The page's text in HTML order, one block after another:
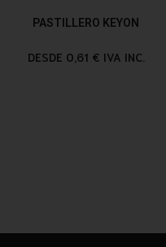
PASTILLERO KEYON
DESDE 0,61 € IVA INC.